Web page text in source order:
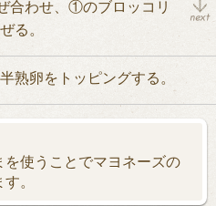
合わせ、①のブロッコリ
る。
卵をトッピングする。
使うことでマヨネーズの
。